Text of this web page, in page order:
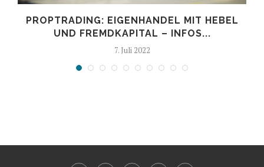
PROPTRADING: EIGENHANDEL MIT HEBEL
UND FREMDKAPITAL – INFOS...
7. Juli 2022